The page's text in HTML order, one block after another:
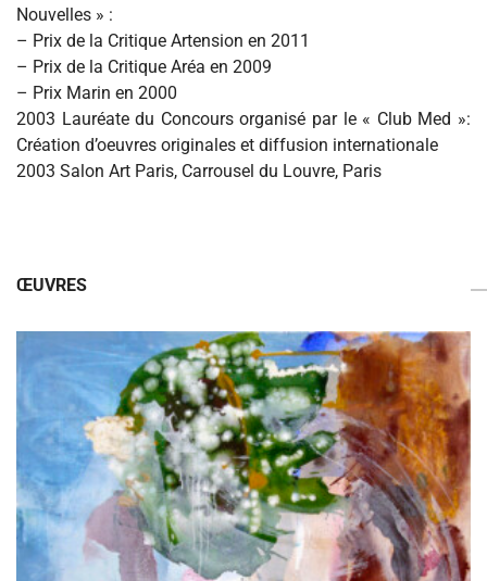
Nouvelles » :
– Prix de la Critique Artension en 2011
– Prix de la Critique Aréa en 2009
– Prix Marin en 2000
2003 Lauréate du Concours organisé par le « Club Med »:
Création d’oeuvres originales et diffusion internationale
2003 Salon Art Paris, Carrousel du Louvre, Paris
ŒUVRES